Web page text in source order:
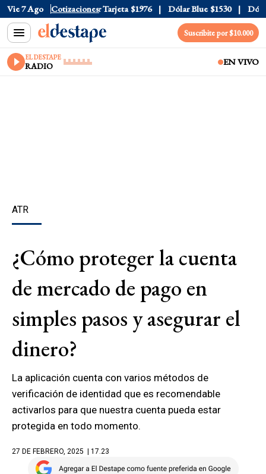
Vie 7 Ago Cotizaciones
$1520 Dólar Tarjeta $1976 Dólar Blue $1530 Dólar
Suscribite por $10.000
EL DESTAPE
RADIO EN VIVO
ATR
¿Cómo proteger la cuenta
de mercado de pago en
simples pasos y asegurar el
dinero?
La aplicación cuenta con varios métodos de
verificación de identidad que es recomendable
activarlos para que nuestra cuenta pueda estar
protegida en todo momento.
27 DE FEBRERO, 2025 | 17.23